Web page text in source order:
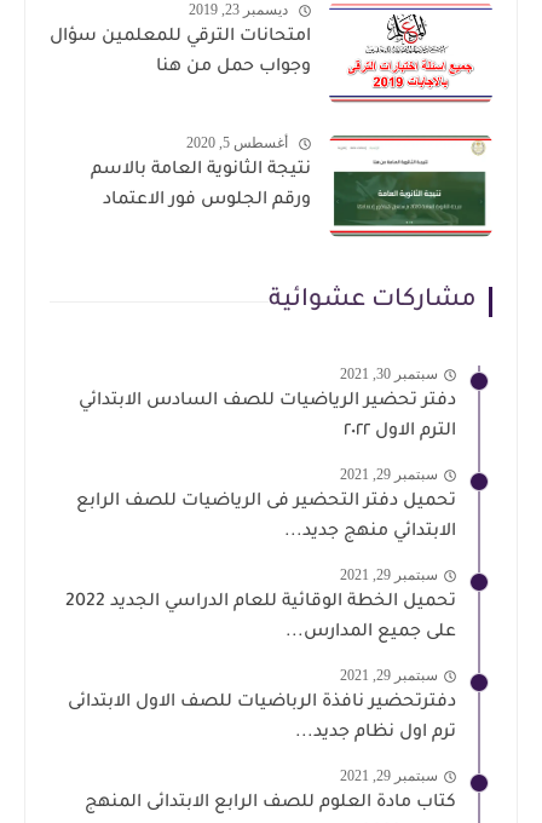
ديسمبر 23, 2019
امتحانات الترقي للمعلمين سؤال
وجواب حمل من هنا
أغسطس 5, 2020
نتيجة الثانوية العامة بالاسم
ورقم الجلوس فور الاعتماد
مشاركات عشوائية
سبتمبر 30, 2021
دفتر تحضير الرياضيات للصف السادس الابتدائي
الترم الاول ٢٠٢٢
سبتمبر 29, 2021
تحميل دفتر التحضير فى الرياضيات للصف الرابع
الابتدائي منهج جديد...
سبتمبر 29, 2021
تحميل الخطة الوقائية للعام الدراسي الجديد 2022
على جميع المدارس...
سبتمبر 29, 2021
دفترتحضير نافذة الرباضيات للصف الاول الابتدائى
ترم اول نظام جديد...
سبتمبر 29, 2021
كتاب مادة العلوم للصف الرابع الابتدائى المنهج